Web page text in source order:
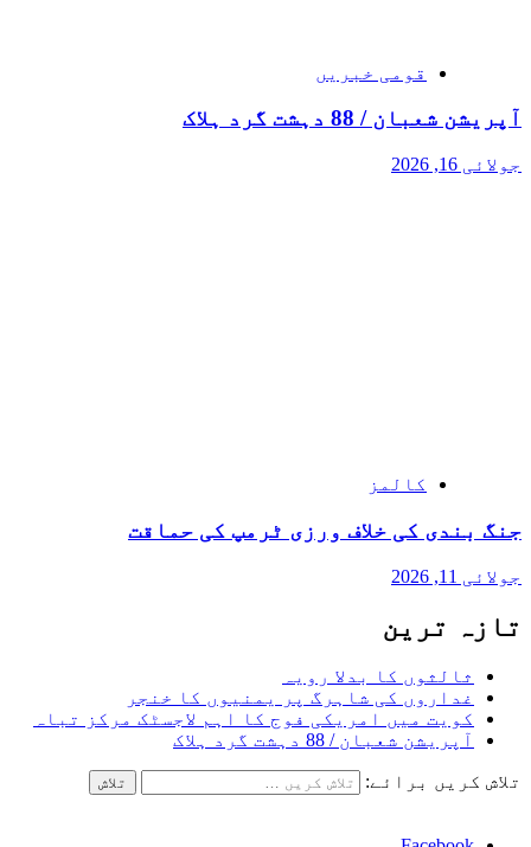
قومی خبریں
آپریشن شعبان / 88 دہشت گرد ہلاک
جولائی 16, 2026
کالمز
جنگ بندی کی خلاف ورزی ٹرمپ کی حماقت
جولائی 11, 2026
تازہ ترین
ثالثوں کا بدلا رویہ
غداروں کی شاہرگ پر یمنیوں کا خنجر
کویت میں امریکی فوج کا اہم لاجسٹک مرکز تباہ
آپریشن شعبان / 88 دہشت گرد ہلاک
تلاش کریں برائے: